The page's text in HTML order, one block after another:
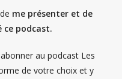
me présenter et de
ce podcast.
au podcast Les
de votre choix et y